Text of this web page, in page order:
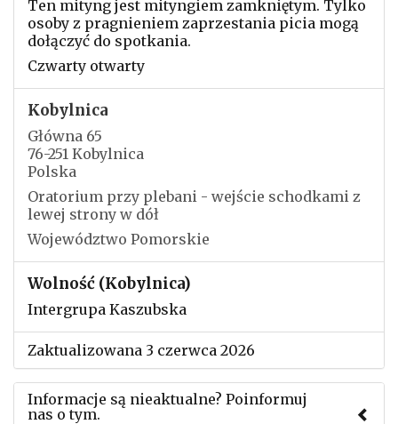
Ten mityng jest mityngiem zamkniętym. Tylko
osoby z pragnieniem zaprzestania picia mogą
dołączyć do spotkania.
Czwarty otwarty
Kobylnica
Główna 65
76-251 Kobylnica
Polska
Oratorium przy plebani - wejście schodkami z
lewej strony w dół
Województwo Pomorskie
Wolność (Kobylnica)
Intergrupa Kaszubska
Zaktualizowana 3 czerwca 2026
Informacje są nieaktualne? Poinformuj
nas o tym.